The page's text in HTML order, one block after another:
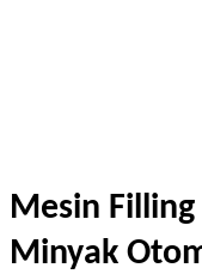
Mesin
Minyak